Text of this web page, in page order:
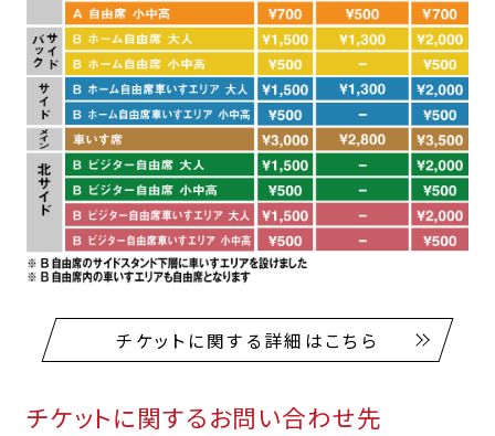
チケットに関する詳細はこちら
チケットに関するお問い合わせ先